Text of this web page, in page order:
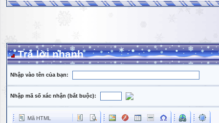
Trả lời nhanh
Nhập vào tên của bạn:
Nhập mã số xác nhận (bắt buộc):
Mã HTML